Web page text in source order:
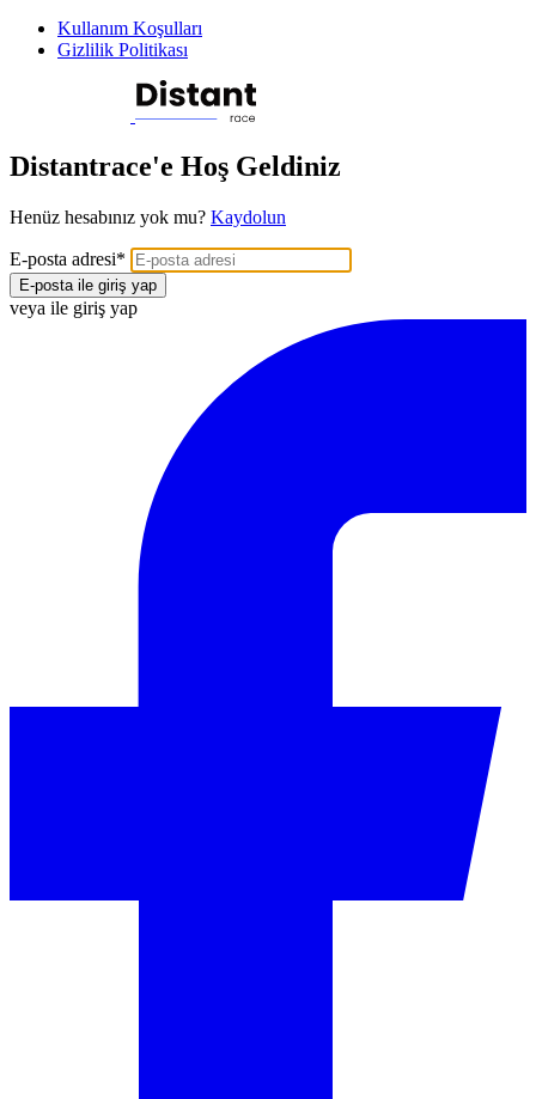
Kullanım Koşulları
Gizlilik Politikası
Distantrace'e Hoş Geldiniz
Henüz hesabınız yok mu? Kaydolun
E-posta adresi*
E-posta ile giriş yap
veya ile giriş yap